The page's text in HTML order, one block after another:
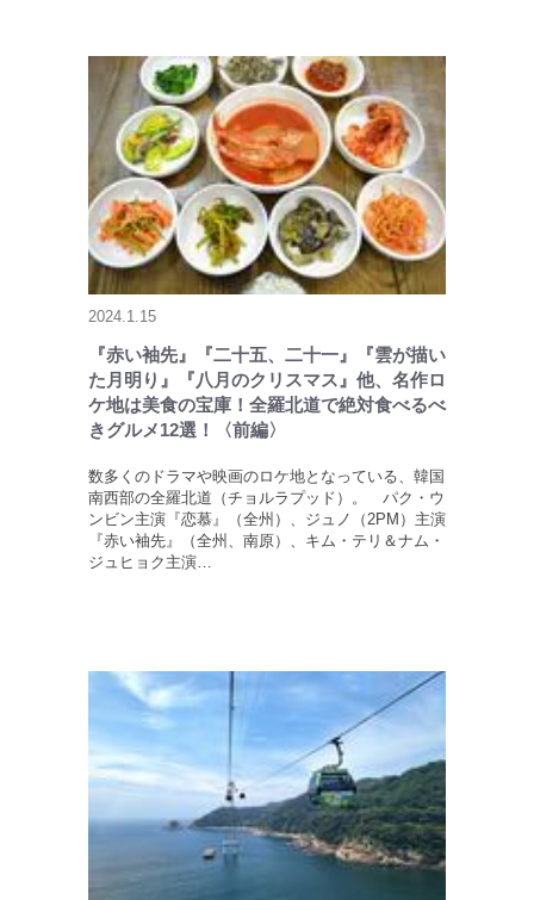
2024.1.15
『赤い袖先』『二十五、二十一』『雲が描い
た月明り』『八月のクリスマス』他、名作ロ
ケ地は美食の宝庫！全羅北道で絶対食べるべ
きグルメ12選！〈前編〉
数多くのドラマや映画のロケ地となっている、韓国
南西部の全羅北道（チョルラプッド）。 パク・ウ
ンビン主演『恋慕』（全州）、ジュノ（2PM）主演
『赤い袖先』（全州、南原）、キム・テリ＆ナム・
ジュヒョク主演…